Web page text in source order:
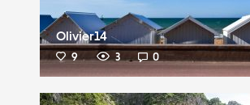
Olivier14
9 3 0